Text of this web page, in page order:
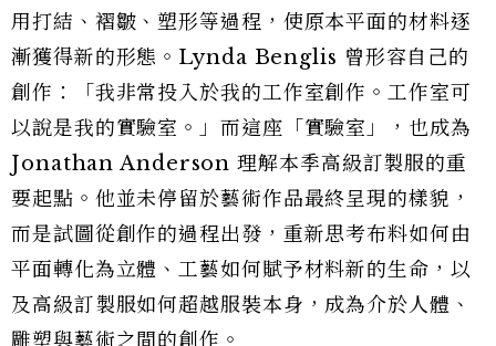
用打結、褶皺、塑形等過程，使原本平面的材料逐
漸獲得新的形態。Lynda Benglis 曾形容自己的
創作：「我非常投入於我的工作室創作。工作室可
以說是我的實驗室。」而這座「實驗室」，也成為
Jonathan Anderson 理解本季高級訂製服的重
要起點。他並未停留於藝術作品最終呈現的樣貌，
而是試圖從創作的過程出發，重新思考布料如何由
平面轉化為立體、工藝如何賦予材料新的生命，以
及高級訂製服如何超越服裝本身，成為介於人體、
雕塑與藝術之間的創作。